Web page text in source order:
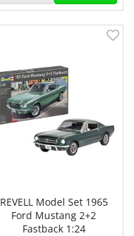
REVELL Model Set 1965
Ford Mustang 2+2
Fastback 1:24